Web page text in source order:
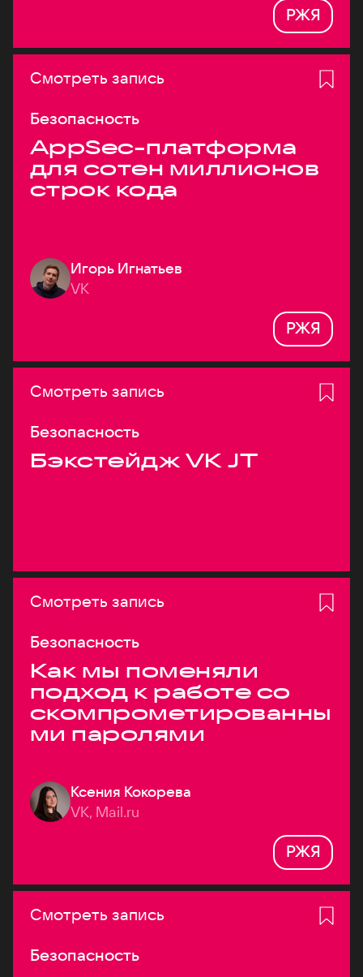
РЖЯ
Смотреть запись
Безопасность
AppSec-платформа
для сотен миллионов
строк кода
Игорь Игнатьев
VK
РЖЯ
Смотреть запись
Безопасность
Бэкстейдж VK JT
Смотреть запись
Безопасность
Как мы поменяли
подход к работе со
скомпрометированны
ми паролями
Ксения Кокорева
VK, Mail.ru
РЖЯ
Смотреть запись
Безопасность